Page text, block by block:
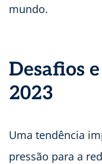
mundo.
Desafios
2023
Uma tendência
pressão para a